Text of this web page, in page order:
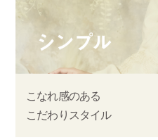
こなれ感のある
こだわりスタイル